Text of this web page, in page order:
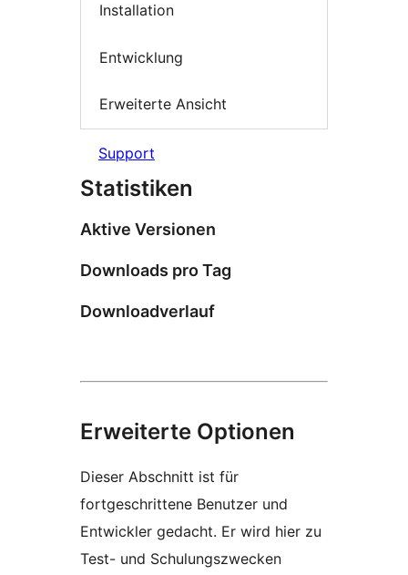
Installation
Entwicklung
Erweiterte Ansicht
Support
Statistiken
Aktive Versionen
Downloads pro Tag
Downloadverlauf
Erweiterte Optionen
Dieser Abschnitt ist für
fortgeschrittene Benutzer und
Entwickler gedacht. Er wird hier zu
Test- und Schulungszwecken